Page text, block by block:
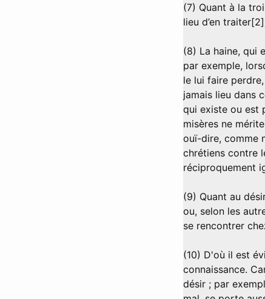
(7) Quant à la
lieu d’en
(8) La haine, qui
par exemple,
le lui faire
jamais lieu dans
qui existe ou est
misères ne
ouï-dire, comme
chrétiens contre
réciproquement
(9) Quant au
ou, selon les
se rencontrer
(10) D'où il est
connaissance.
désir ; par